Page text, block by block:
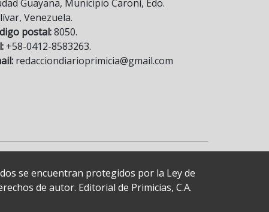
Guayana, Municipio Caroní, Edo.
Venezuela.
postal:8050.
+58-0412-8583263.
redacciondiarioprimicia@gmail.com
se encuentran protegidos por la Ley de
de autor. Editorial de Primicias, C.A.